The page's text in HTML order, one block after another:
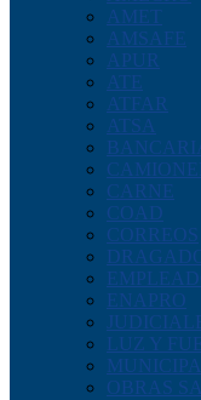
AMET
AMSAFE
APUR
ATE
ATFAR
ATSA
CARNE
COAD
CORREOS
ENAPRO
LUZ Y
OBRAS